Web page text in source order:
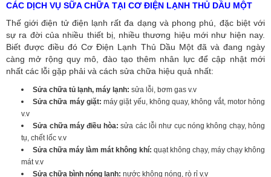
CÁC DỊCH VỤ SỮA CHỮA TẠI CƠ ĐIỆN LẠNH THỦ DẦU MỘT
Thế giới điện tử điện lạnh rất đa dạng và phong phú, đặc biệt với
sự ra đời của nhiều thiết bị, nhiều thương hiệu mới như hiện nay.
Biết được điều đó Cơ Điện Lạnh Thủ Dầu Một đã và đang ngày
càng mở rộng quy mô, đào tạo thêm nhân lực để cập nhật mới
nhất các lỗi gặp phải và cách sửa chữa hiệu quả nhất:
Sửa chữa tủ lạnh, máy lạnh: sửa lỗi, bơm gas v.v
Sửa chữa máy giặt:máy giặt yếu, không quay, không vắt, motor hỏng
v.v
Sửa chữa máy điều hòa: sửa các lỗi như cục nóng không chạy, hỏng
tụ, chết lốc v.v
Sửa chữa máy làm mát không khí: quạt không chạy, máy chạy không
mát v.v
Sửa chữa bình nóng lạnh: nước không nóng, rò rỉ v.v